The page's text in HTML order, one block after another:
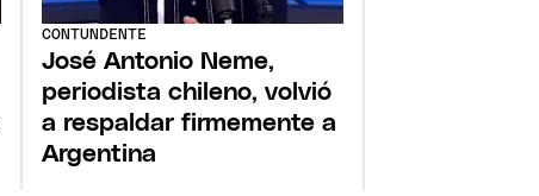
CONTUNDENTE
José Antonio Neme,
periodista chileno, volvió
a respaldar firmemente a
Argentina